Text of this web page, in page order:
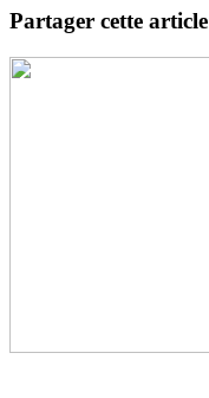
Partager cette article